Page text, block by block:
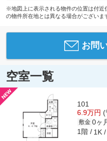
※地図上に表示される物件の位置は付近
の物件所在地とは異なる場合がございま
お問
空室一覧
101
6.9万円 (
敷金 0ヶ
1階 1K